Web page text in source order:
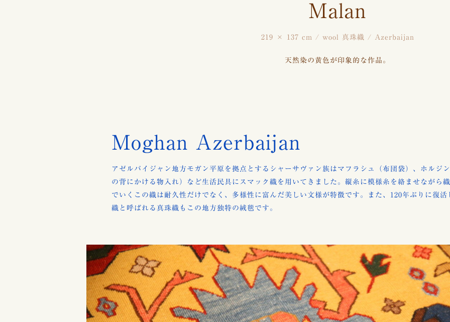
Malan
219 × 137 cm / wool 真珠織 / Azerbaijan
天然染の黄色が印象的な作品。
Moghan Azerbaijan
アゼルバイジャン地方モガン平原を拠点とするシャーサヴァン族はマフラシュ（布団袋）、ホルジ
の背にかける物入れ）など生活民具にスマック織を用いてきました。縦糸に模様糸を絡ませながら
でいくこの織は耐久性だけでなく、多様性に富んだ美しい文様が特徴です。また、120年ぶりに復活
織と呼ばれる真珠織もこの地方独特の絨毯です。